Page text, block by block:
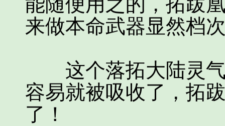
来做本命武器显然档
这个落拓大陆灵气
容易就被吸收了，拓
了！